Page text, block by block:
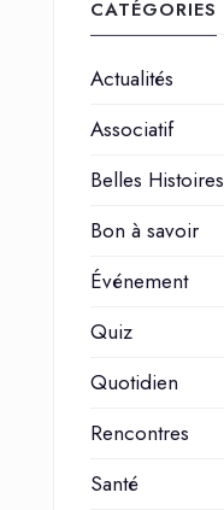
CATÉGORIES
Actualités
Associatif
Belles Histoires
Bon à savoir
Événement
Quiz
Quotidien
Rencontres
Santé